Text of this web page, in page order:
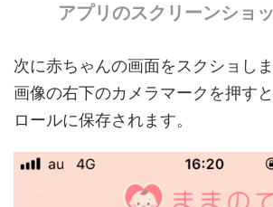
アプリのスクリーンショ
次に赤ちゃんの画面をスクショし
画像の右下のカメラマークを押す
ロールに保存されます。